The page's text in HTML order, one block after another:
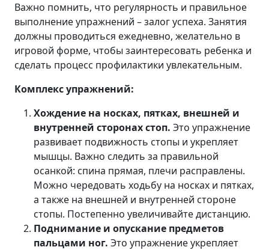
Важно помнить, что регулярность и правильное
выполнение упражнений – залог успеха. Занятия
должны проводиться ежедневно, желательно в
игровой форме, чтобы заинтересовать ребенка и
сделать процесс профилактики увлекательным.
Комплекс упражнений:
Хождение на носках, пятках, внешней и
внутренней сторонах стоп. Это упражнение
развивает подвижность стопы и укрепляет
мышцы. Важно следить за правильной
осанкой: спина прямая, плечи расправлены.
Можно чередовать ходьбу на носках и пятках,
а также на внешней и внутренней стороне
стопы. Постепенно увеличивайте дистанцию.
Поднимание и опускание предметов
пальцами ног. Это упражнение укрепляет